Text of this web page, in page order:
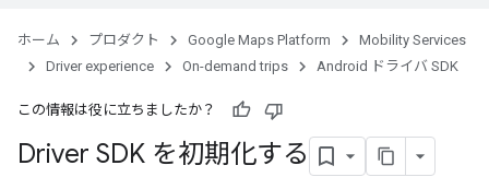
ホーム プロダクト Google Maps Platform
Mobility Services
Driver experience
On-demand trips Android ドライバ SDK
この情報は役に立ちましたか？
Driver SDK を初期化する